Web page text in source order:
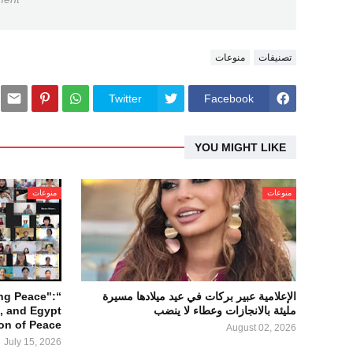
تصنيفات منوعات
Facebook
Twitter
YOU MIGHT LIKE
منوعات
الإعلامية عبير بركات في عيد ميلادها مسيرة
مليئة بالانجازات وعطاء لا ينضب
August 02, 2026
منوعات
Peace":
and Egypt
of Peace
July 15, 2026